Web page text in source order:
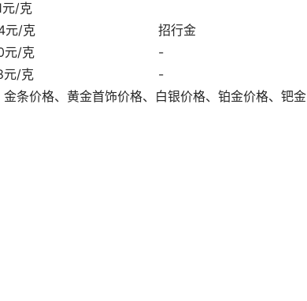
元/克
元/克
招行金
元/克
-
元/克
-
条价格、黄金首饰价格、白银价格、铂金价格、钯金